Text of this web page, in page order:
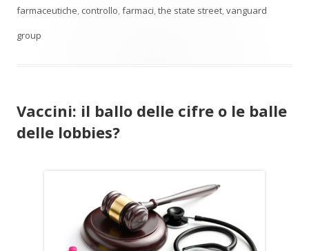
farmaceutiche, controllo,farmaci,the state street,vanguard
group
Vaccini: il ballo delle cifre o le balle
delle lobbies?